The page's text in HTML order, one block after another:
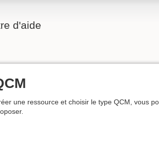
d'aide
une ressource et choisir le type QCM, vous